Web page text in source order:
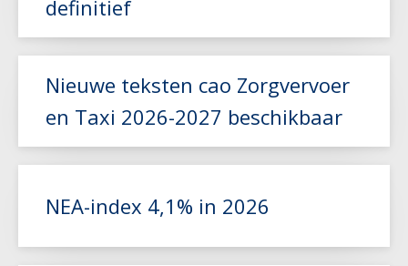
definitief
Lees meer
Nieuwe teksten cao Zorgvervoer
en Taxi 2026-2027 beschikbaar
NEA-index 4,1% in 2026